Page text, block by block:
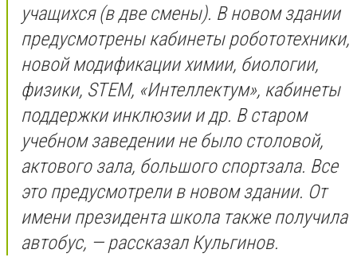
учащихся (в две смены). В новом здании
предусмотрены кабинеты робототехники,
новой модификации химии, биологии,
физики, STEM, «Интеллектум», кабинеты
поддержки инклюзии и др. В старом
учебном заведении не было столовой,
актового зала, большого спортзала. Все
это предусмотрели в новом здании. От
имени президента школа также получила
автобус, — рассказал Кульгинов.